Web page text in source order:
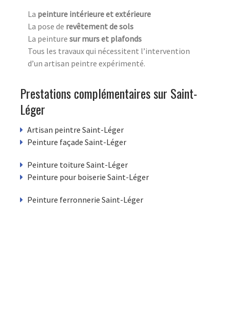
La peinture intérieure et extérieure
La pose de revêtement de sols
La peinture sur murs et plafonds
Tous les travaux qui nécessitent l’intervention
d’un artisan peintre expérimenté.
Prestations complémentaires sur Saint-
Léger
Artisan peintre Saint-Léger
Peinture façade Saint-Léger
Peinture toiture Saint-Léger
Peinture pour boiserie Saint-Léger
Peinture ferronnerie Saint-Léger